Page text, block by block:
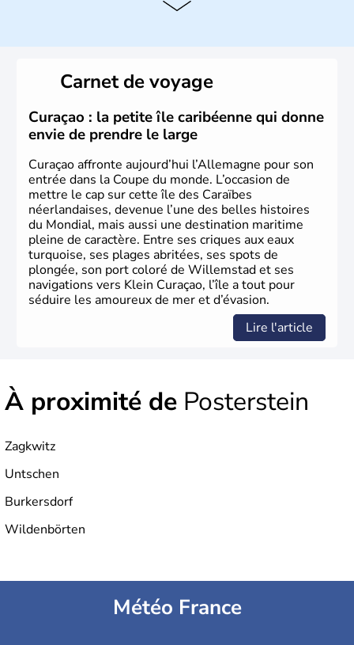
lesquelles bénéficient d'une grande autonomie. Le pays
peut se targuer de grands noms qu'il a vu naître dans tous
les domaines, des arts à la politique en passant par la
philosophie. Hertz, Gutenberg, Heidegger, Thomas Mann,
Herman Hesse ou bien Hegel en font partie.
Carnet de voyage
Curaçao : la petite île caribéenne qui donne
envie de prendre le large
Curaçao affronte aujourd’hui l’Allemagne pour son
entrée dans la Coupe du monde. L’occasion de
mettre le cap sur cette île des Caraïbes
néerlandaises, devenue l’une des belles histoires
du Mondial, mais aussi une destination maritime
pleine de caractère. Entre ses criques aux eaux
turquoise, ses plages abritées, ses spots de
plongée, son port coloré de Willemstad et ses
navigations vers Klein Curaçao, l’île a tout pour
séduire les amoureux de mer et d’évasion.
Lire l'article
À proximité de Posterstein
Zagkwitz
Untschen
Burkersdorf
Wildenbörten
Météo France